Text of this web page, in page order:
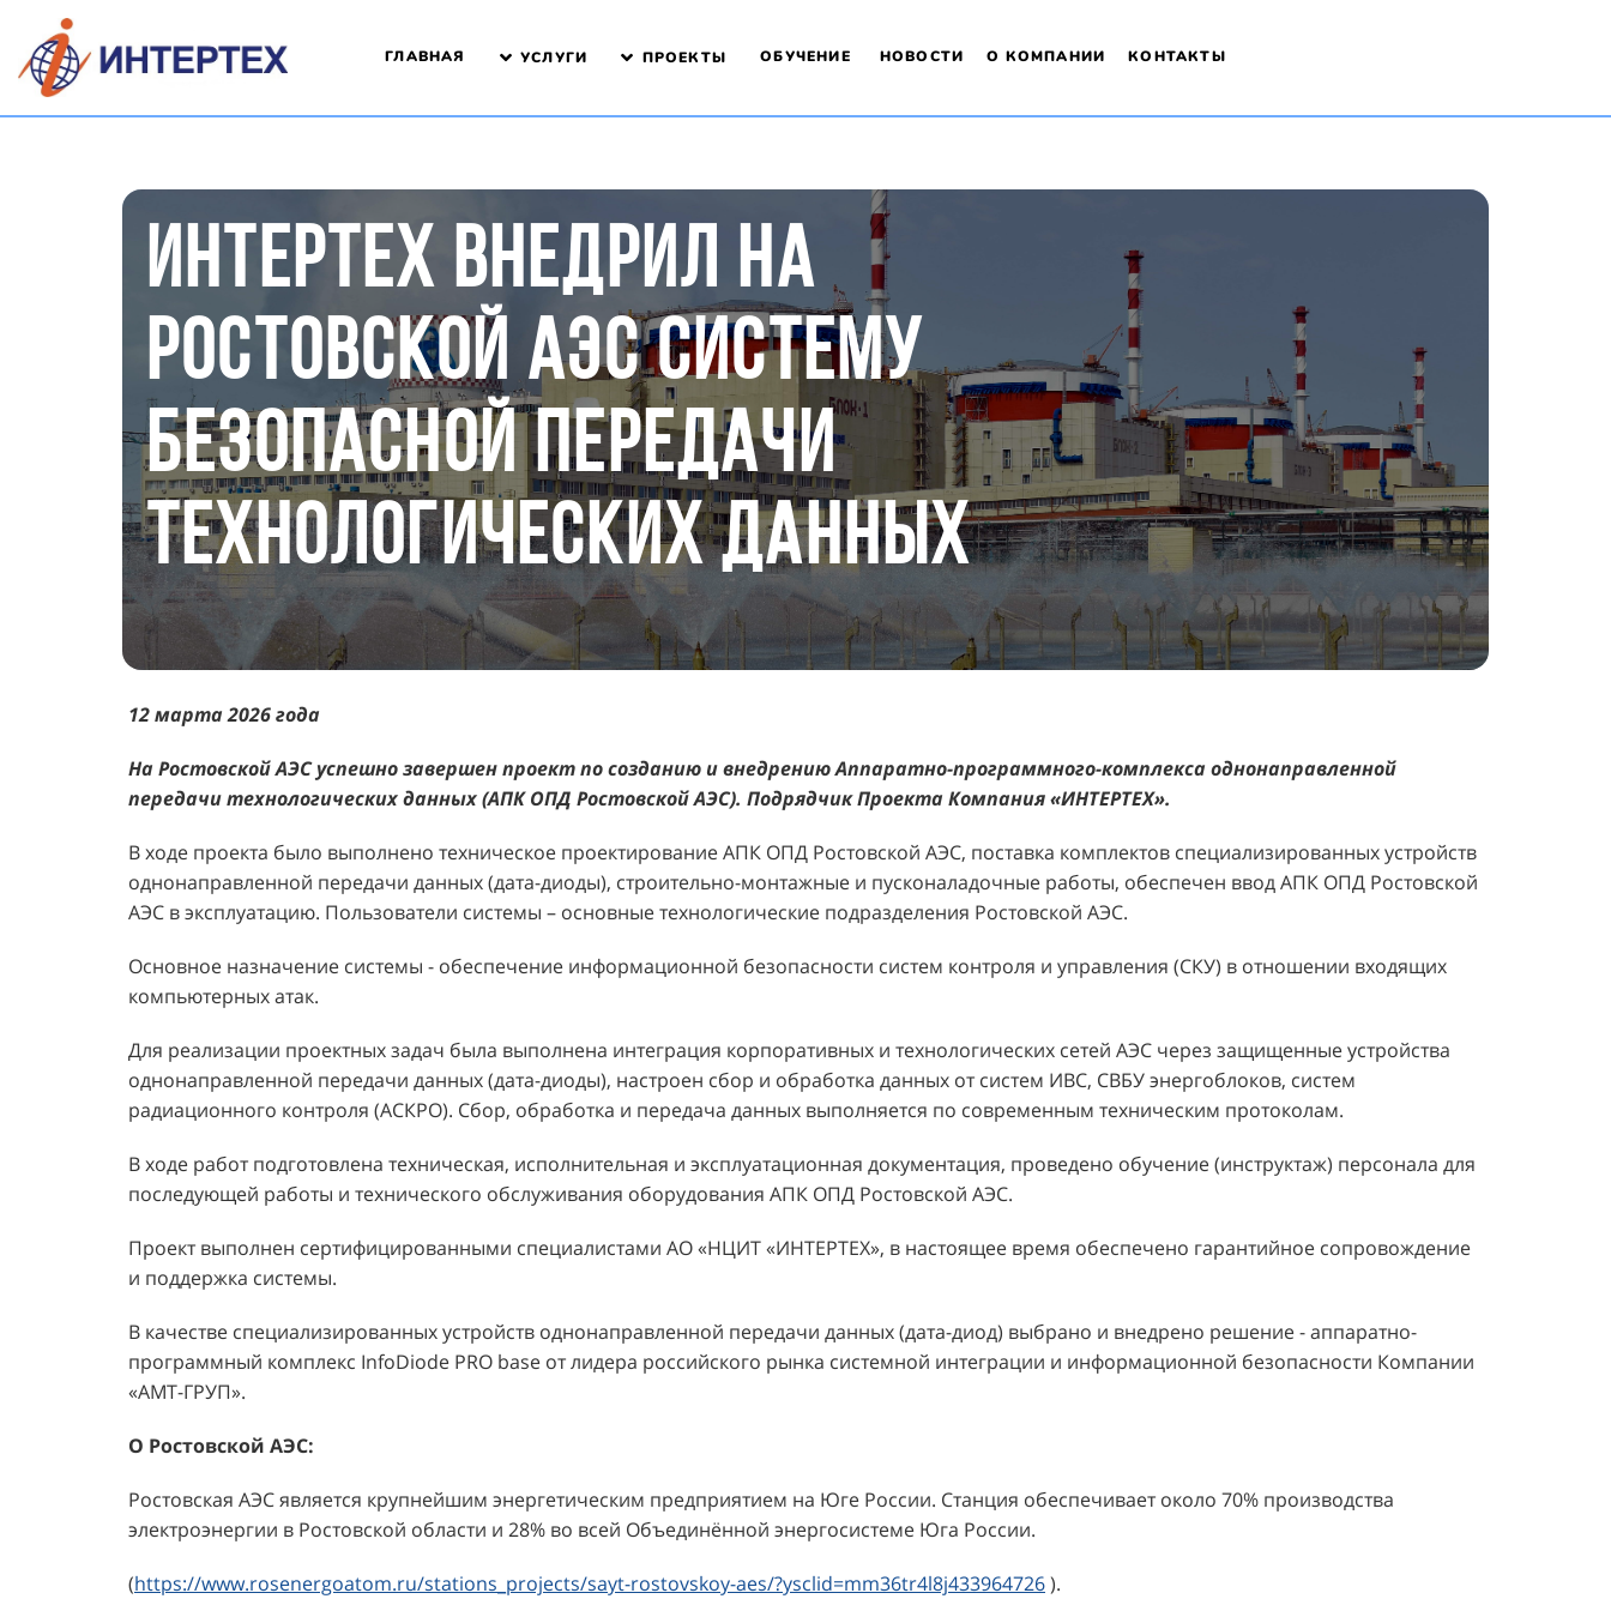
ГЛАВНАЯ УСЛУГИ ПРОЕКТЫ ОБУЧЕНИЕ НОВОСТИ О КОМПАНИИ КОНТАКТЫ
ИНТЕРТЕХ ВНЕДРИЛ НА
РОСТОВСКОЙ АЭС СИСТЕМУ
БЕЗОПАСНОЙ ПЕРЕДАЧИ
ТЕХНОЛОГИЧЕСКИХ ДАННЫХ
12 марта 2026 года
На Ростовской АЭС успешно завершен проект по созданию и внедрению Аппаратно-программного-комплекса однонаправленной
передачи технологических данных (АПК ОПД Ростовской АЭС). Подрядчик Проекта Компания «ИНТЕРТЕХ».
В ходе проекта было выполнено техническое проектирование АПК ОПД Ростовской АЭС, поставка комплектов специализированных устройств
однонаправленной передачи данных (дата-диоды), строительно-монтажные и пусконаладочные работы, обеспечен ввод АПК ОПД Ростовской
АЭС в эксплуатацию. Пользователи системы – основные технологические подразделения Ростовской АЭС.
Основное назначение системы - обеспечение информационной безопасности систем контроля и управления (СКУ) в отношении входящих
компьютерных атак.
Для реализации проектных задач была выполнена интеграция корпоративных и технологических сетей АЭС через защищенные устройства
однонаправленной передачи данных (дата-диоды), настроен сбор и обработка данных от систем ИВС, СВБУ энергоблоков, систем
радиационного контроля (АСКРО). Сбор, обработка и передача данных выполняется по современным техническим протоколам.
В ходе работ подготовлена техническая, исполнительная и эксплуатационная документация, проведено обучение (инструктаж) персонала для
последующей работы и технического обслуживания оборудования АПК ОПД Ростовской АЭС.
Проект выполнен сертифицированными специалистами АО «НЦИТ «ИНТЕРТЕХ», в настоящее время обеспечено гарантийное сопровождение
и поддержка системы.
В качестве специализированных устройств однонаправленной передачи данных (дата-диод) выбрано и внедрено решение - аппаратно-
программный комплекс InfoDiode PRO base от лидера российского рынка системной интеграции и информационной безопасности Компании
«AMT-ГРУП».
О Ростовской АЭС:
Ростовская АЭС является крупнейшим энергетическим предприятием на Юге России. Станция обеспечивает около 70% производства
электроэнергии в Ростовской области и 28% во всей Объединённой энергосистеме Юга России.
(https://www.rosenergoatom.ru/stations_projects/sayt-rostovskoy-aes/?ysclid=mm36tr4l8j433964726).